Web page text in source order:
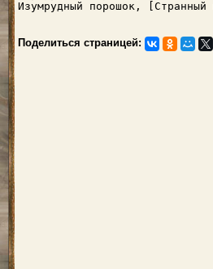
Изумрудный порошок,
Поделиться страницей: